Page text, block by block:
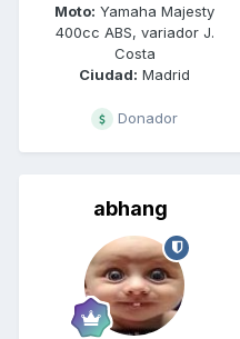
Moto: Yamaha Majesty
400cc ABS, variador J.
Costa
Ciudad: Madrid
Donador
abhang